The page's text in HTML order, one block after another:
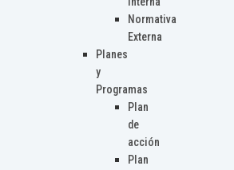
Normativa
Externa
Planes
y
Programas
Plan
de
acción
Plan